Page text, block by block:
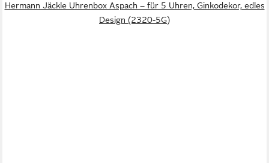
Hermann Jäckle Uhrenbox Aspach – für 5 Uhren, Ginkodekor, edles
Design (2320-5G)